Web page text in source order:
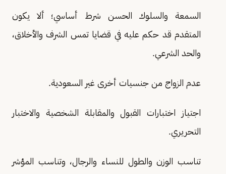
السمعة والسلوك الحسن شرط أساسي؛ ألا يكون
المتقدم قد حكم عليه في قضايا تمس الشرف والأخلاق،
والحد الشرعي.
عدم الزواج من جنسيات أخرى غير السعودية.
اجتياز اختبارات القبول والمقابلة الشخصية والاختبار
التحريري.
تناسب الوزن والطول للنساء والرجال، وتناسب المؤشر